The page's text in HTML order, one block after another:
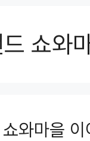
쇼와
와마을 이